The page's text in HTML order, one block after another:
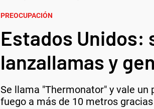
PREOCUPACIÓN
Estados Unidos:
lanzallamas y
Se llama "Thermonator" y vale
fuego a más de 10 metros